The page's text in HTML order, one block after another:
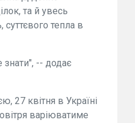
та й увесь
тепла в
знати", -- додає
27 квітня в Україні
варіюватиме